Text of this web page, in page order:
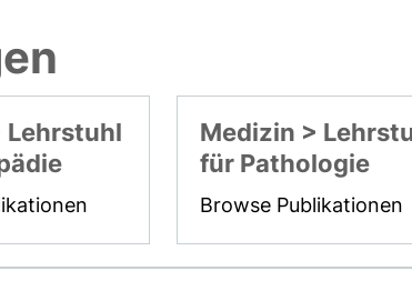
Lehrstuhl
Medizin >
für Pathologie
Browse Publikationen